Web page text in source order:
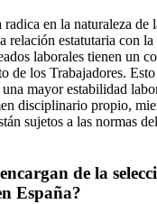
en la naturaleza de
relación estatutaria con
laborales tienen un
de los Trabajadores.
mayor estabilidad
disciplinario propio,
sujetos a las normas
de la
España?